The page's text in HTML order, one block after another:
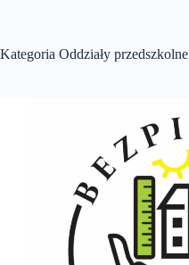
Kategoria Oddziały przedszkolne